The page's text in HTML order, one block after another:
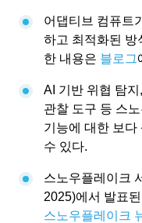
어댑티브 컴퓨트
하고 최적화된 방
한 내용은 블로그
AI 기반 위협 탐
관찰 도구 등 스
기능에 대한 보다
수 있다.
스노우플레이크
2025)에서 발표
스노우플레이크